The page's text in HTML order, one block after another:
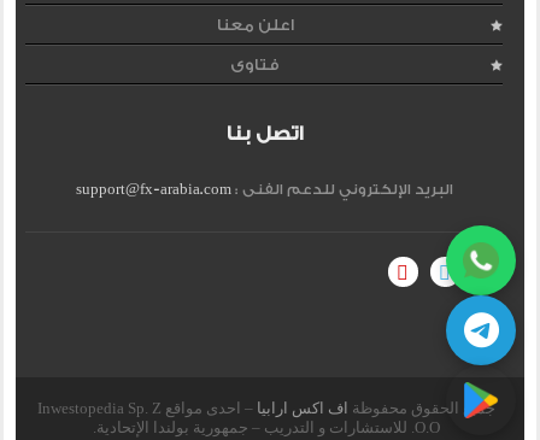
اعلن معنا
فتاوى
اتصل بنا
البريد الإلكتروني للدعم الفنى :support@fx-arabia.com
جميع الحقوق محفوظة اف اكس ارابيا
– احدى مواقع Inwestopedia Sp. Z
O.O. للاستشارات و التدريب – جمهورية بولندا الإتحادية.